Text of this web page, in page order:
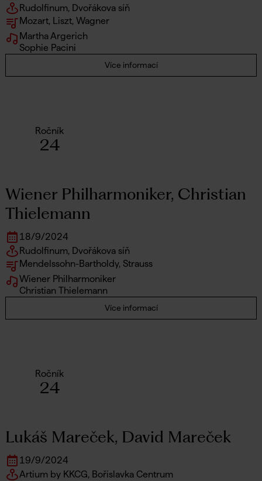
Rudolfinum, Dvořákova síň
Mozart, Liszt, Wagner
Martha Argerich
Sophie Pacini
Více informací
Ročník
24
Wiener Philharmoniker, Christian
Thielemann
18/9/2024
Rudolfinum, Dvořákova síň
Mendelssohn-Bartholdy, Strauss
Wiener Philharmoniker
Christian Thielemann
Více informací
Ročník
24
Lukáš Mareček, David Mareček
19/9/2024
Artium by KKCG, Bořislavka Centrum